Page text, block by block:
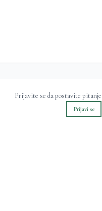
Prijavite se da postavite pitanje
Prijavi se